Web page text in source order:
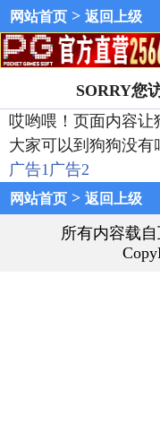
网站首页 > 返回上级
SORRY您
哎哟喂！页面内容让
大家可以到狗狗没有
广告1广告2
网站首页 > 返回上级
所有内容载